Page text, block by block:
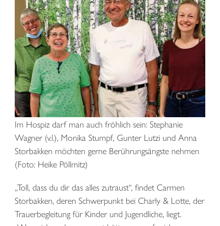
Im Hospiz darf man auch fröhlich sein: Stephanie
Wagner (v.l.), Monika Stumpf, Gunter Lutzi und Anna
Storbakken möchten gerne Berührungsängste nehmen
(Foto: Heike Pöllmitz)
„Toll, dass du dir das alles zutraust“, findet Carmen
Storbakken, deren Schwerpunkt bei Charly & Lotte, der
Trauerbegleitung für Kinder und Jugendliche, liegt.